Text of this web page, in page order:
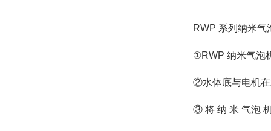
RWP 系列纳米气
①RWP 纳米气泡
②水体底与电机在
③ 将 纳 米 气泡